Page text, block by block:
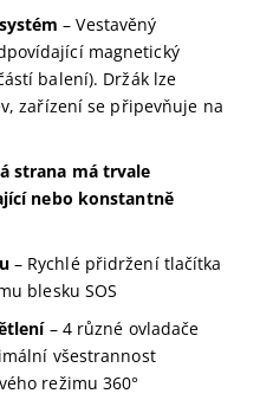
– Vestavěný
magnetický
balení). Držák lze
zařízení se připevňuje na
strana má trvale
nebo konstantně
– Rychlé přidržení tlačítka
blesku SOS
– 4 různé ovladače
všestrannost
režimu 360°